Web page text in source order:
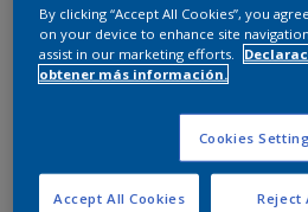
Tamaño
1 litros
Calculadora
By clicking “Accept All Cookies”, you
on your device to enhance site
assist in our marketing efforts.
obtener más información.
Cookies
Reject
Accept All Cookies